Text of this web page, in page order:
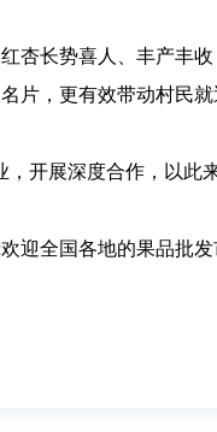
杏长势喜人、丰产丰
片，更有效带动村民
开展深度合作，以
迎全国各地的果品批